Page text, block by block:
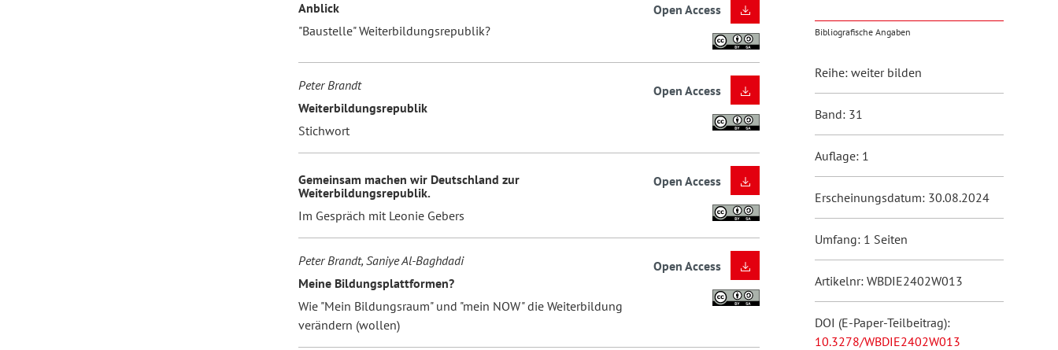
Anblick
"Baustelle" Weiterbildungsrepublik?
Open Access
Peter Brandt
Weiterbildungsrepublik
Stichwort
Open Access
Gemeinsam machen wir Deutschland zur
Weiterbildungsrepublik.
Im Gespräch mit Leonie Gebers
Open Access
Peter Brandt, Saniye Al-Baghdadi
Meine Bildungsplattformen?
Wie "Mein Bildungsraum" und "mein NOW" die Weiterbildung
verändern (wollen)
Open Access
Bibliografische Angaben
Reihe: weiter bilden
Band: 31
Auflage: 1
Erscheinungsdatum: 30.08.2024
Umfang: 1 Seiten
Artikelnr: WBDIE2402W013
DOI (E-Paper-Teilbeitrag):
10.3278/WBDIE2402W013